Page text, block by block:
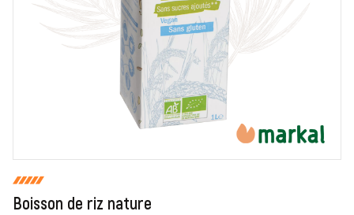
En cochant cette case, je donne mon accord pour que
markal utilise les données saisies dans ce formulaire
pour traiter et afficher le nom saisi, la note et le
commentaire de manière publique sur cette page. Pour
plus d'informations sur le traitement de ces données,
consulter la page des mentions légales. *
Fermer Envoyer
Boisson de riz nature